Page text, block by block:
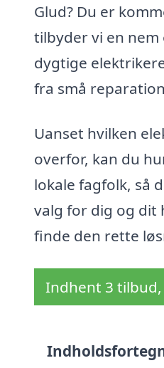
Glud? Du er
tilbyder vi en
dygtige
fra små
Uanset hvilken
overfor, kan du
lokale fagfolk, så
valg for dig og dit
finde den rette
Indhent 3